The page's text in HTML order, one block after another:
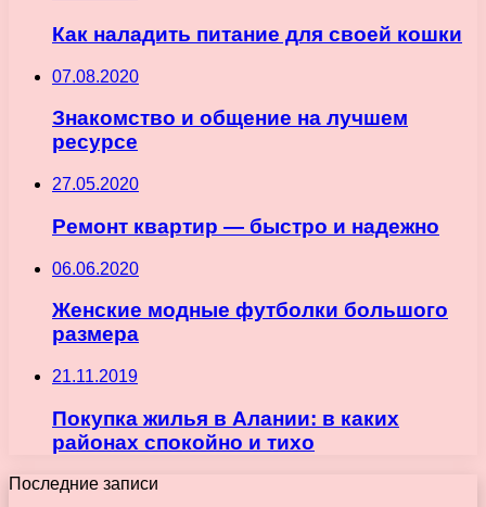
Как наладить питание для своей кошки
07.08.2020
Знакомство и общение на лучшем
ресурсе
27.05.2020
Ремонт квартир — быстро и надежно
06.06.2020
Женские модные футболки большого
размера
21.11.2019
Покупка жилья в Алании: в каких
районах спокойно и тихо
Последние записи